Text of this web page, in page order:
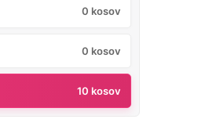
0 kosov
0 kosov
10 kosov